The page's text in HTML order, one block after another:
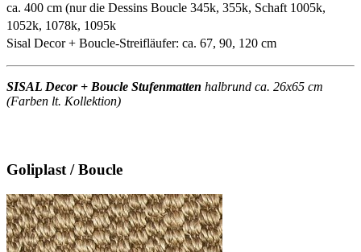
ca. 400 cm (nur die Dessins Boucle 345k, 355k, Schaft 1005k,
1052k, 1078k, 1095k
Sisal Decor + Boucle-Streifläufer: ca. 67, 90, 120 cm
SISAL Decor + Boucle Stufenmatten halbrund ca. 26x65 cm
(Farben lt. Kollektion)
Goliplast / Boucle